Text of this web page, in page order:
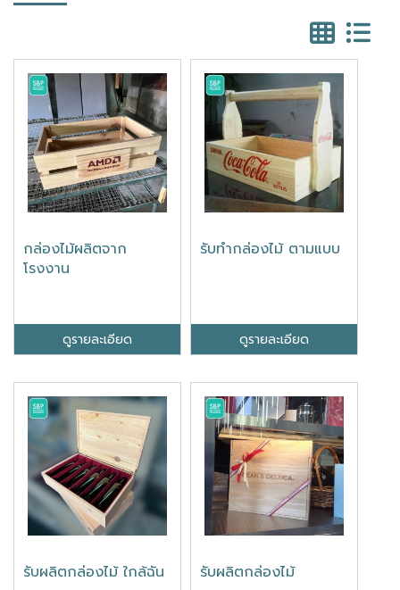
กล่องไม้ผลิตจาก
โรงงาน
ดูรายละเอียด
รับทํากล่องไม้ ตามแบบ
ดูรายละเอียด
รับผลิตกล่องไม้ ใกล้ฉัน รับผลิตกล่องไม้